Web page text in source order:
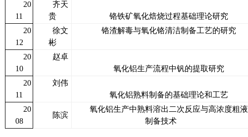
20
11
齐天
贵
铬铁矿氧化焙烧过程基础理论研究
20
12
徐文
彬
铬渣解毒与氧化铬清洁制备工艺的研究
20
10
赵卓
氧化铝生产流程中钒的提取研究
20
11
刘伟
氧化铝熟料制备的基础理论和工艺
20
08
陈滨
氧化铝生产中熟料溶出二次反应与高浓度粗液
制备技术